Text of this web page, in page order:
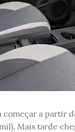
a partir
Mais tarde